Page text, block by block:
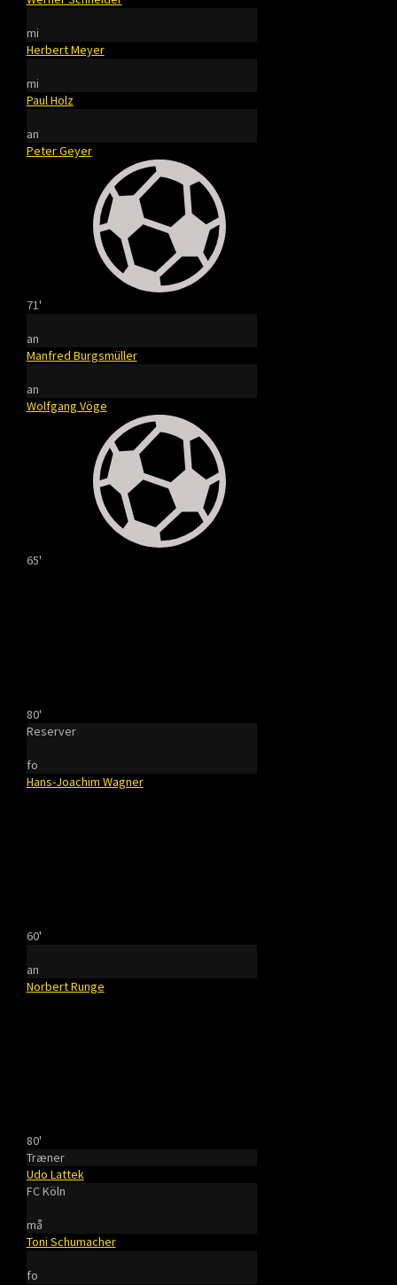
mi
Herbert Meyer
mi
Paul Holz
an
Peter Geyer
71'
an
Manfred Burgsmüller
an
Wolfgang Vöge
65'
80'
Reserver
fo
Hans-Joachim Wagner
60'
an
Norbert Runge
80'
Træner
Udo Lattek
FC Köln
må
Toni Schumacher
fo